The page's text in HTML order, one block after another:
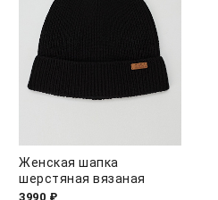
Женская шапка
шерстяная вязаная
3990 ₽